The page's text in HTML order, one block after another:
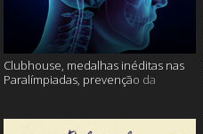
Clubhouse, medalhas inéditas nas
Paralímpiadas, prevenção da